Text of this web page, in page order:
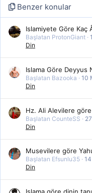
Benzer konular
Islamiyete Göre Kaç
Başlatan ProtonGiant
Din
Islama Göre Deyyus
Başlatan Bazooka 10
Din
Hz. Ali Alevilere
Başlatan CounteSS
Din
Musevilere göre
Başlatan Efsunlu35
Din